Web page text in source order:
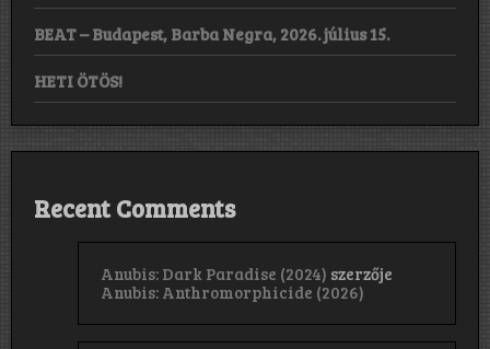
BEAT – Budapest, Barba Negra, 2026. július 15.
HETI ÖTÖS!
Recent Comments
Anubis: Dark Paradise (2024) szerzője
Anubis: Anthromorphicide (2026)